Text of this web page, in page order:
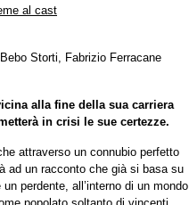
al cast
Storti, Fabrizio Ferracane
alla fine della sua carriera
in crisi le sue certezze.
attraverso un connubio perfetto
ad un racconto che già si basa su
perdente, all’interno di un mondo